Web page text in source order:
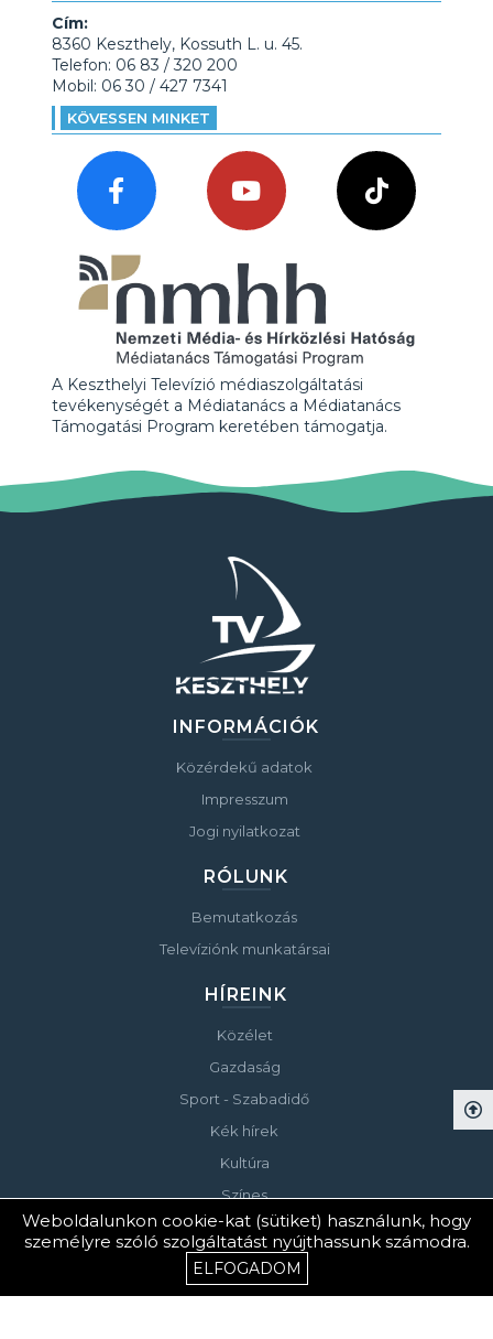
Cím:
8360 Keszthely, Kossuth L. u. 45.
Telefon: 06 83 / 320 200
Mobil: 06 30 / 427 7341
KÖVESSEN MINKET
A Keszthelyi Televízió médiaszolgáltatási
tevékenységét a Médiatanács a Médiatanács
Támogatási Program keretében támogatja.
INFORMÁCIÓK
Közérdekű adatok
Impresszum
Jogi nyilatkozat
RÓLUNK
Bemutatkozás
Televíziónk munkatársai
HÍREINK
Közélet
Gazdaság
Sport - Szabadidő
Kék hírek
Kultúra
Színes
Életmód - Gasztronómia
Választás 2024
Választás 2026
Weboldalunkon cookie-kat (sütiket) használunk, hogy
személyre szóló szolgáltatást nyújthassunk számodra.
ELFOGADOM